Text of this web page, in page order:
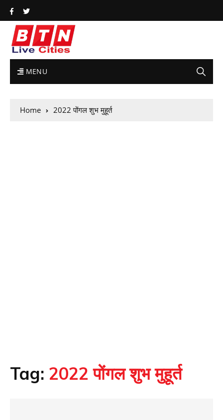
MENU
Home 2022 पोंगल शुभ मुहूर्त
Tag: 2022 पोंगल शुभ मुहूर्त